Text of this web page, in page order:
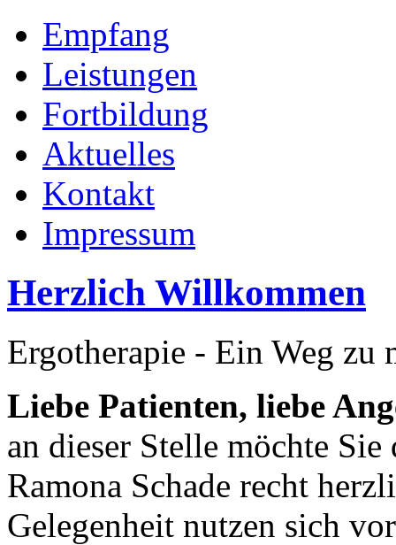
Empfang
Leistungen
Fortbildung
Aktuelles
Kontakt
Impressum
Herzlich Willkommen
Ergotherapie - Ein Weg zu
Liebe Patienten, liebe
an dieser Stelle möchte
Ramona Schade recht
Gelegenheit nutzen sich